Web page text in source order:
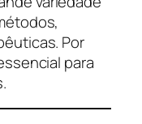
Por
para